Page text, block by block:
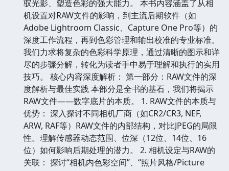
驭光影、塑造色彩的强大能力。 本书内容涵盖了从相
机设置对RAW文件的影响，到主流后期软件（如
Adobe Lightroom Classic、Capture One Pro等）的
深度工作流程，再到色彩管理和输出校准的专业标准。
我们力求将复杂的色彩科学原理，通过清晰的图示和详
尽的步骤分解，转化为读者手中易于理解和执行的实用
技巧。 核心内容深度解析： 第一部分：RAW文件的深
度解析与最佳实践 本部分是全书的基石，我们将揭示
RAW文件——数字底片的本质。 1. RAW文件的本质与
优势： 深入探讨不同相机厂商（如CR2/CR3, NEF,
ARW, RAF等）RAW文件的内部结构，对比JPEG的局限
性。理解传感器动态范围、位深（12位、14位、16
位）如何影响后期处理的潜力。 2. 相机设定与RAW的
关联： 探讨“相机内色彩空间”、“照片风格/Picture